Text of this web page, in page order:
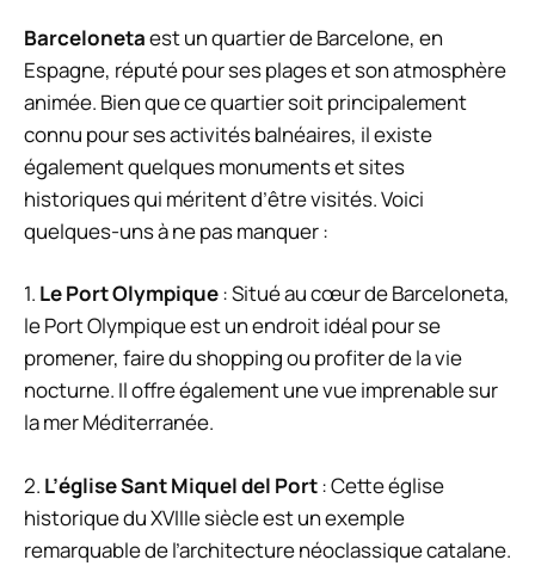
Barcelonetaest un quartier de Barcelone, en
Espagne, réputé pour ses plages et son atmosphère
animée. Bien que ce quartier soit principalement
connu pour ses activités balnéaires, il existe
également quelques monuments et sites
historiques qui méritent d’être visités. Voici
quelques-uns à ne pas manquer :
1. Le Port Olympique: Situé au cœur de Barceloneta,
le Port Olympique est un endroit idéal pour se
promener, faire du shopping ou profiter de la vie
nocturne. Il offre également une vue imprenable sur
la mer Méditerranée.
2. L’église Sant Miquel del Port: Cette église
historique du XVIIIe siècle est un exemple
remarquable de l’architecture néoclassique catalane.